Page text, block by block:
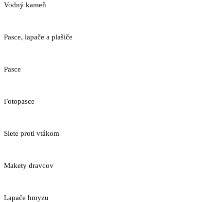
Vodný kameň
Pasce, lapače a plašiče
Pasce
Fotopasce
Siete proti vtákom
Makety dravcov
Lapače hmyzu